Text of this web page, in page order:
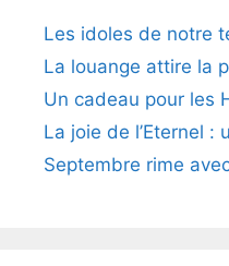
Les idoles de notre
La louange attire la
Un cadeau pour les
La joie de l’Eternel :
Septembre rime